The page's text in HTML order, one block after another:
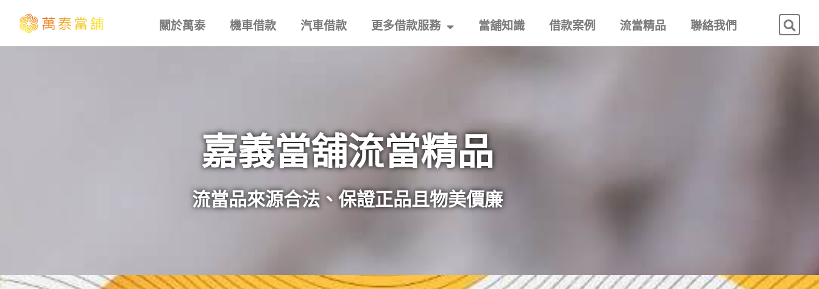
關於萬泰 機車借款 汽車借款 更多借款服務 當舖知識 借款案例 流當精品 聯絡我們
嘉義當舖流當精品
流當品來源合法、保證正品且物美價廉